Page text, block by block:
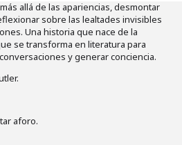
allá de las apariencias, desmontar
sobre las lealtades invisibles
Una historia que nace de la
se transforma en literatura para
y generar conciencia.
aforo.